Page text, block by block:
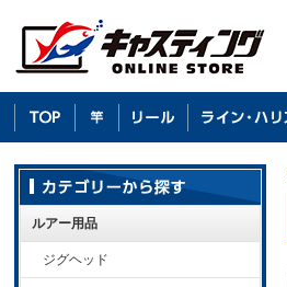
ルアー用品
ジグヘッド